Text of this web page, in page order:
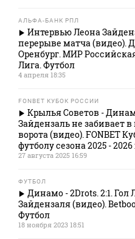
АЛЬФА-БАНК РПЛ
Интервью Леона
перерыве матча (видео).
Оренбург. МИР
Лига. Футбол
4 апреля 18:35
FONBET КУБОК РОССИИ
Крылья Советов -
Зайдензаль не забивает
ворота (видео). FONBET
футболу сезона 2025 -
27 августа 2025 16:59
ФУТБОЛ
Динамо - 2Drots. 2:1. Гол
Зайдензаля (видео).
Футбол
18 ноября 2023 18:51